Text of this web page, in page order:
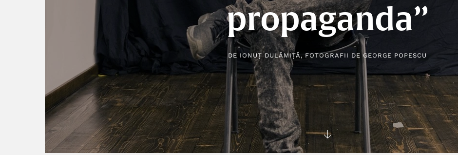
propaganda”
DE IONUȚ DULĂMIȚĂ, FOTOGRAFII DEGEORGE POPESCU